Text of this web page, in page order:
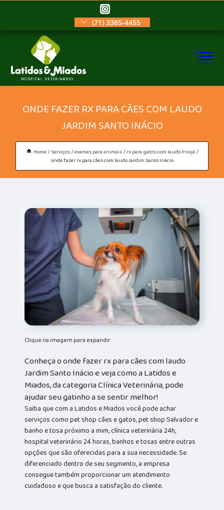
(71) 3385-4455
ONDE FAZER RX PARA CÃES COM LAUDO
JARDIM SANTO INÁCIO
Home Serviços exames para animais rx para gatos com laudo Pirajá
onde fazer rx para cães com laudo Jardim Santo Inácio
Clique na imagem para expandir
Conheça o onde fazer rx para cães com laudo
Jardim Santo Inácio e veja como a Latidos e
Miados, da categoria Clínica Veterinária, pode
ajudar seu gatinho a se sentir melhor!
Saiba que com a Latidos e Miados você pode achar
serviços como pet shop cães e gatos, pet shop Salvador e
banho e tosa próximo a mim, clínica veterinária 24h,
hospital veterinário 24 horas, banhos e tosas entre outras
opções que são oferecidas para a sua necessidade. Se
diferenciado dentro de seu segmento, a empresa
consegue também proporcionar um atendimento
cuidadoso e que busca a satisfação do cliente.